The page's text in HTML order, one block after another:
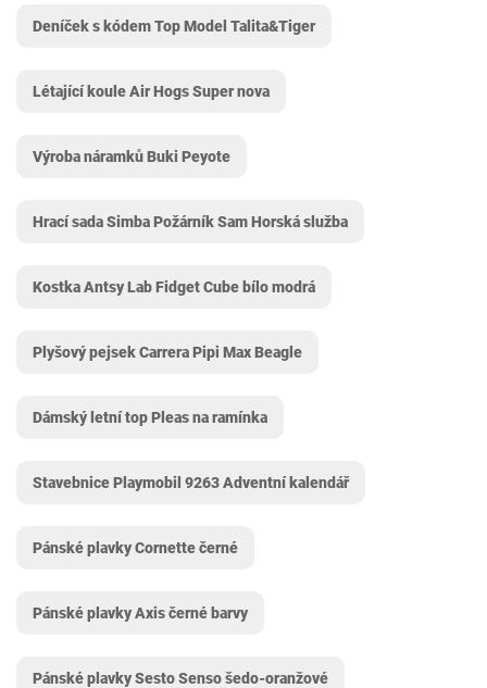
Deníček s kódem Top Model Talita&Tiger
Létající koule Air Hogs Super nova
Výroba náramků Buki Peyote
Hrací sada Simba Požárník Sam Horská služba
Kostka Antsy Lab Fidget Cube bílo modrá
Plyšový pejsek Carrera Pipi Max Beagle
Dámský letní top Pleas na ramínka
Stavebnice Playmobil 9263 Adventní kalendář
Pánské plavky Cornette černé
Pánské plavky Axis černé barvy
Pánské plavky Sesto Senso šedo-oranžové